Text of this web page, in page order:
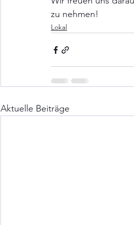
zu nehmen!
Lokal
Aktuelle Beiträge